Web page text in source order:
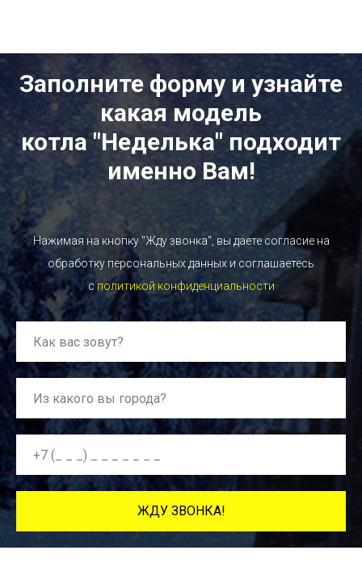
Заполните форму и узнайте
какая модель
котла "Неделька" подходит
именно Вам!
Нажимая на кнопку "Жду звонка", вы даете согласие на
обработку персональных данных и соглашаетесь
cполитикой конфиденциальности
ЖДУ ЗВОНКА!